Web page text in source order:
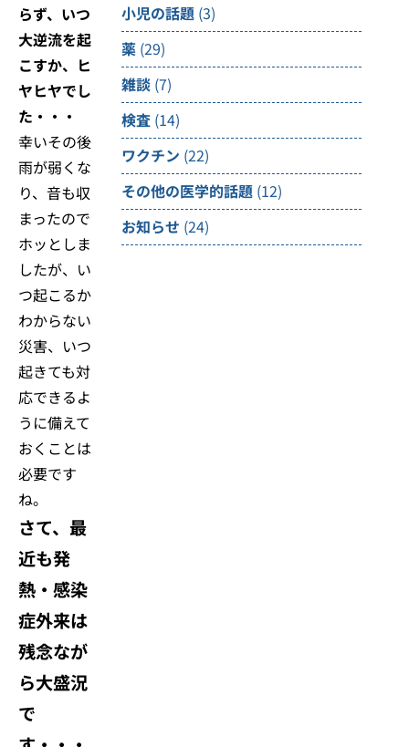
らず、いつ
大逆流を起
こすか、ヒ
ヤヒヤでし
た・・・
幸いその後
雨が弱くな
り、音も収
まったので
ホッとしま
したが、い
つ起こるか
わからない
災害、いつ
起きても対
応できるよ
うに備えて
おくことは
必要です
ね。
さて、最
近も発
熱・感染
症外来は
残念なが
ら大盛況
で
小児の話題 (3)
薬 (29)
雑談 (7)
検査 (14)
ワクチン (22)
その他の医学的話題 (12)
お知らせ (24)